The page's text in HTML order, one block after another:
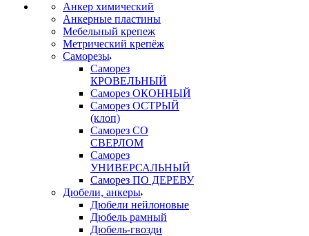
Анкер химический
Анкерные пластины
Мебельный крепеж
Метрический крепёж
Саморезы
Саморез
КРОВЕЛЬНЫЙ
Саморез ОКОННЫЙ
Саморез ОСТРЫЙ
(клоп)
Саморез СО
СВЕРЛОМ
Саморез
УНИВЕРСАЛЬНЫЙ
Саморез ПО ДЕРЕВУ
Дюбели, анкеры
Дюбели нейлоновые
Дюбель рамный
Дюбель-гвозди